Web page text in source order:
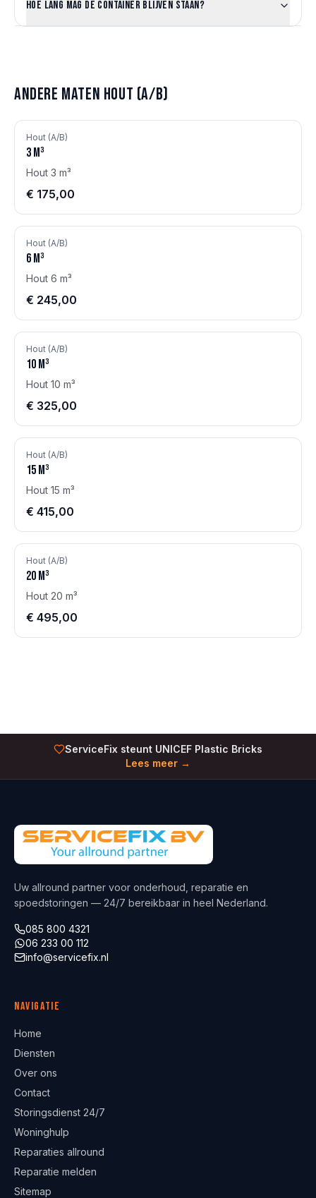
Hoe lang mag de container blijven staan?
Andere maten Hout (A/B)
Hout (A/B)
3 m³
Hout 3 m³
€ 175,00
Hout (A/B)
6 m³
Hout 6 m³
€ 245,00
Hout (A/B)
10 m³
Hout 10 m³
€ 325,00
Hout (A/B)
15 m³
Hout 15 m³
€ 415,00
Hout (A/B)
20 m³
Hout 20 m³
€ 495,00
ServiceFix steunt UNICEF Plastic Bricks
Lees meer →
Uw allround partner voor onderhoud, reparatie en
spoedstoringen — 24/7 bereikbaar in heel Nederland.
085 800 4321
06 233 00 112
info@servicefix.nl
Navigatie
Home
Diensten
Over ons
Contact
Storingsdienst 24/7
Woninghulp
Reparaties allround
Reparatie melden
Sitemap